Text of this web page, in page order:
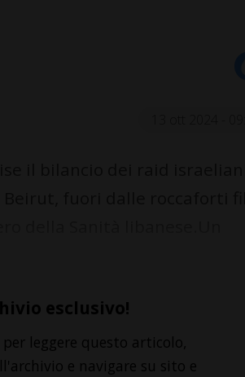
esclusivo!
per leggere questo articolo,
e navigare su sito e